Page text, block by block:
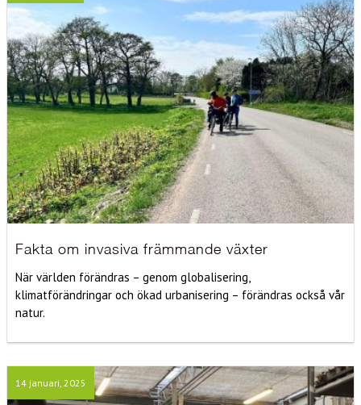
Fakta om invasiva främmande växter
När världen förändras – genom globalisering,
klimatförändringar och ökad urbanisering – förändras också vår
natur.
14 januari, 2025